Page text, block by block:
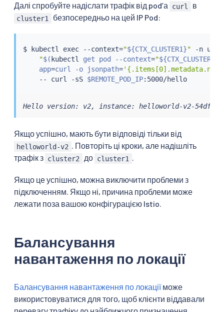
Далі спробуйте надіслати трафік від podʼа curl в
cluster1 безпосередньо на цей IP Pod:
$ kubectl exec --context="${CTX_CLUSTER1}" -n
"$( kubectl get pod --context="${CTX_CLUSTER1}
    app
=curl -o jsonpath=
    --
curl -sS $REMOTE_POD_IP :5000/hello
Hello version: v2, instance: helloworld-v2-
Якщо успішно, мають бути відповіді тільки від
helloworld-v2 . Повторіть ці кроки, але надішліть
трафік з cluster2 до cluster1 .
Якщо це успішно, можна виключити проблеми з
підключенням. Якщо ні, причина проблеми може
лежати поза вашою конфігурацією Istio.
Балансування
навантаження по локації
Балансування навантаження по локаціїможе
використовуватися для того, щоб клієнти віддавали